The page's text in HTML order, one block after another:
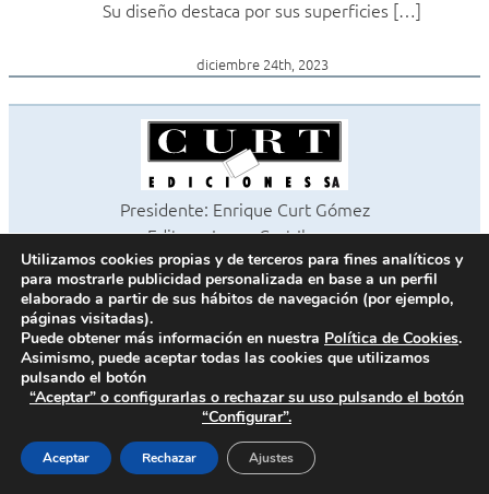
Su diseño destaca por sus superficies […]
diciembre 24th, 2023
Presidente: Enrique Curt Gómez
Editora: Laura Curt Iborra
©2026 Revista Cocinas y Baños
Todos los derechos reservados
Paseo de Gracia, 63. 1º 2ª. 08008 Barcelona -933 180 101
Fax 933 183 505
Política de cookies
Política de privacidad
Contacto
Utilizamos cookies propias y de terceros para fines analíticos y
para mostrarle publicidad personalizada en base a un perfil
elaborado a partir de sus hábitos de navegación (por ejemplo,
páginas visitadas).
Puede obtener más información en nuestra Política de Cookies.
Asimismo, puede aceptar todas las cookies que utilizamos
pulsando el botón
“Aceptar” o configurarlas o rechazar su uso pulsando el botón
“Configurar”.
Aceptar Rechazar Ajustes